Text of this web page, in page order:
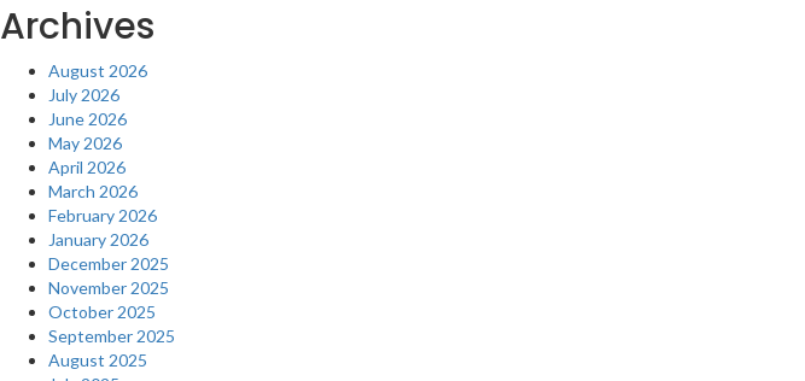
Archives
August 2026
July 2026
June 2026
May 2026
April 2026
March 2026
February 2026
January 2026
December 2025
November 2025
October 2025
September 2025
August 2025